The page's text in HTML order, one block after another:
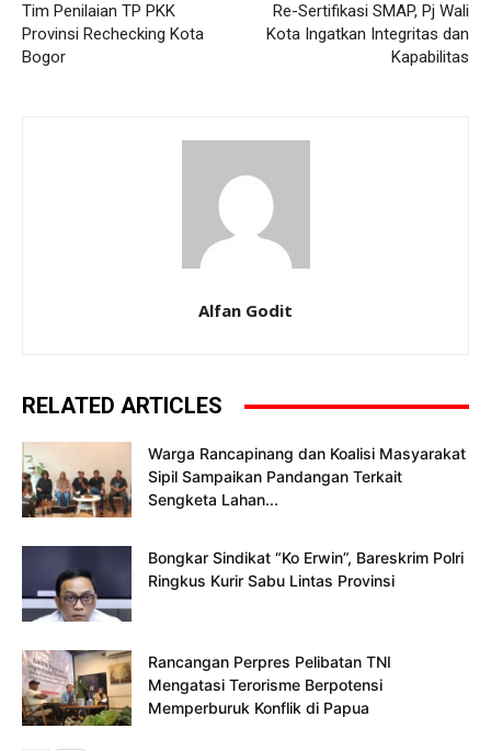
Tim Penilaian TP PKK
Provinsi Rechecking Kota
Bogor
Re-Sertifikasi SMAP, Pj Wali
Kota Ingatkan Integritas dan
Kapabilitas
Alfan Godit
RELATED ARTICLES
Warga Rancapinang dan Koalisi Masyarakat
Sipil Sampaikan Pandangan Terkait
Sengketa Lahan...
Bongkar Sindikat “Ko Erwin”, Bareskrim Polri
Ringkus Kurir Sabu Lintas Provinsi
Rancangan Perpres Pelibatan TNI
Mengatasi Terorisme Berpotensi
Memperburuk Konflik di Papua